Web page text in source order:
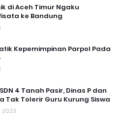
di Aceh Timur Ngaku
ke Bandung
Kepemimpinan Parpol Pada
4 Tanah Pasir, Dinas P dan
Tak Tolerir Guru Kurung Siswa
2023